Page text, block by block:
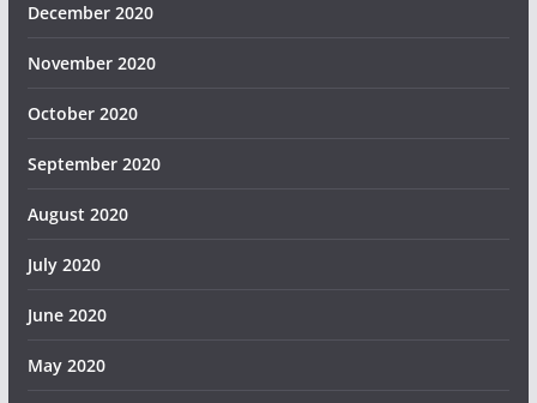
December 2020
November 2020
October 2020
September 2020
August 2020
July 2020
June 2020
May 2020